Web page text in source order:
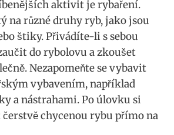
aktivit je rybaření.
na různé druhy ryb, jako jsou
štiky. Přivádíte-li s sebou
do rybolovu a zkoušet
Nezapomeňte se vybavit
vybavením, například
a nástrahami. Po úlovku si
chycenou rybu přímo na